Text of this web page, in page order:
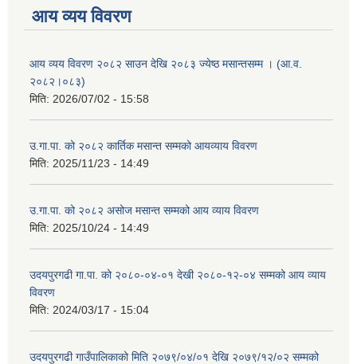
आय व्यय विवरण
आय व्यय विवरण २०८२ साउन देखि २०८३ ज्येष्ठ मसान्तसम्म । (आ.व.
२०८२।०८३)
मिति: 2026/07/02 - 15:58
उ.गा.पा. को २०८२ कार्तिक मसान्त सम्मको आयव्याय विवरण
मिति: 2025/11/23 - 14:49
उ.गा.पा. को २०८२ असोज मसान्त सम्मको आय व्याय विवरण
मिति: 2025/10/24 - 14:49
उदयपुरगढी गा.पा. को २०८०-०४-०१ देखी २०८०-१२-०४ सम्मको आय व्याय
विवरण
मिति: 2024/03/17 - 15:04
उदयपुरगढी गाउँपालिकाको मिति २०७९/०४/०१ देखि २०७९/१२/०२ सम्मको